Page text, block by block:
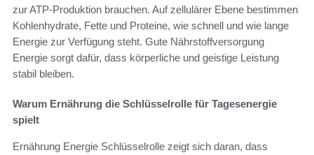
zur ATP-Produktion brauchen. Auf zellulärer Ebene bestimmen
Kohlenhydrate, Fette und Proteine, wie schnell und wie lange
Energie zur Verfügung steht. Gute Nährstoffversorgung
Energie sorgt dafür, dass körperliche und geistige Leistung
stabil bleiben.
Warum Ernährung die Schlüsselrolle für Tagesenergie
spielt
Ernährung Energie Schlüsselrolle zeigt sich daran, dass